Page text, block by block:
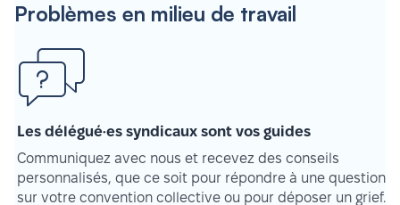
Problèmes en milieu de travail
Les délégué·es syndicaux sont vos guides
Communiquez avec nous et recevez des conseils
personnalisés, que ce soit pour répondre à une question
sur votre convention collective ou pour déposer un grief.